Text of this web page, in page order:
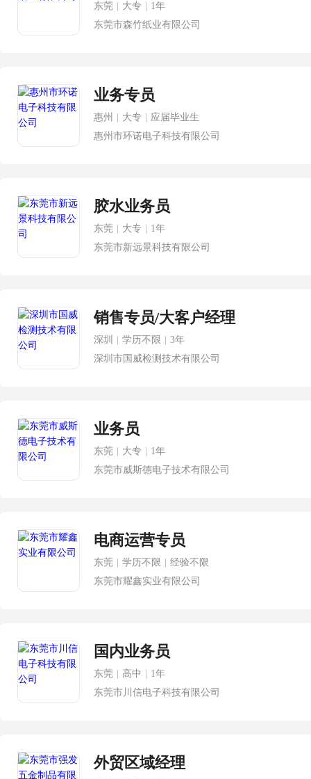
东莞 大专
1年
东莞市森竹纸业有限公司
业务专员
惠州 大专
应届毕业生
惠州市环诺电子科技有限公司
胶水业务员
东莞 大专
1年
东莞市新远景科技有限公司
销售专员/大客户经理
深圳 学历不限
3年
深圳市国威检测技术有限公司
业务员
东莞 大专
1年
东莞市威斯德电子技术有限公司
电商运营专员
东莞 学历不限
经验不限
东莞市耀鑫实业有限公司
国内业务员
东莞 高中
1年
东莞市川信电子科技有限公司
外贸区域经理